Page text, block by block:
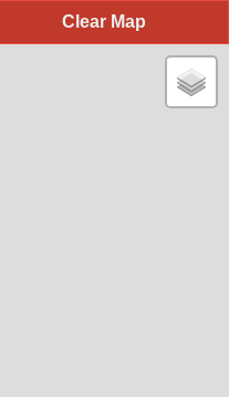
Clear Map